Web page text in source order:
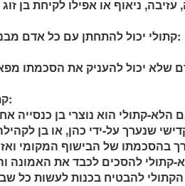
קתולי יכול להתחתן עם כל אדם מבני המין השני שהגיע לגיל החוקי לנישואין, למעט:
קתולי יכול להתחתן עם לא-קתולי בתנאים הבאים:
שנערך על-ידי כהן, או בן
בהסכמתו של הבישוף המקומי ואז
קתולי להסכים לכבד את האמונה
הקתולי להבטיח בכנות לעשות כל